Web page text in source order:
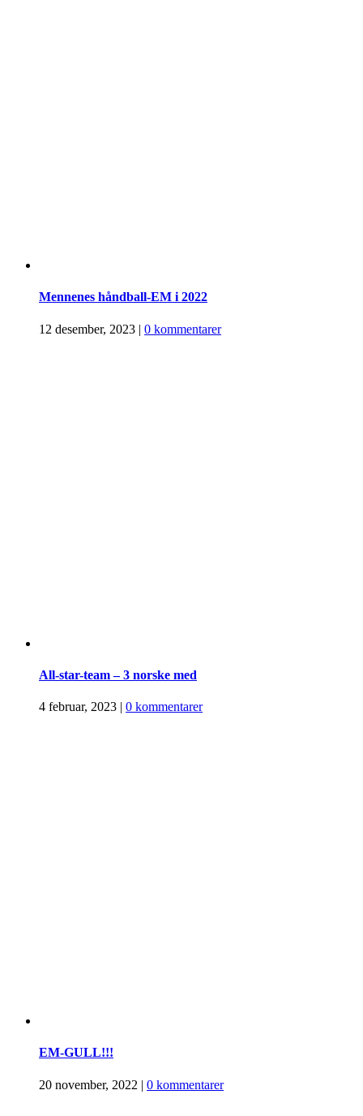
Mennenes håndball-EM i 2022
12 desember, 2023 | 0 kommentarer
All-star-team – 3 norske med
4 februar, 2023 | 0 kommentarer
EM-GULL!!!
20 november, 2022 | 0 kommentarer